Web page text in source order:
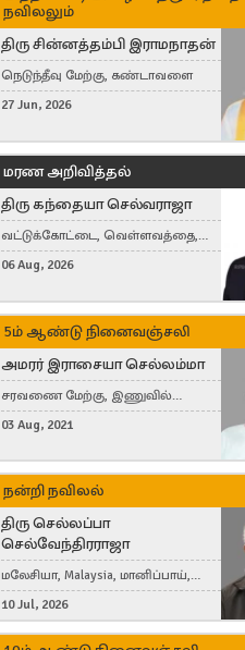
நவிலலும்
திரு சின்னத்தம்பி இராமநாதன்
நெடுந்தீவு மேற்கு, கண்டாவளை
27 Jun, 2026
மரண அறிவித்தல்
திரு கந்தையா செல்வராஜா
வட்டுக்கோட்டை, வெள்ளவத்தை,
Toronto, Canada
06 Aug, 2026
5ம் ஆண்டு நினைவஞ்சலி
அமரர் இராசையா செல்லம்மா
சரவணை மேற்கு, இணுவில்
கிழக்கு
03 Aug, 2021
நன்றி நவிலல்
திரு செல்லப்பா
செல்வேந்திரராஜா
மலேசியா, Malaysia, மானிப்பாய்,
Duisburg, Germany, London, United
Kingdom
10 Jul, 2026